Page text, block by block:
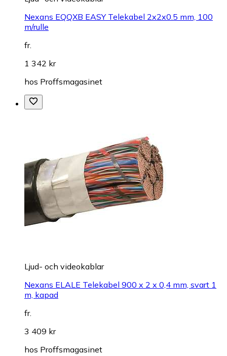
Nexans EQQXB EASY Telekabel 2x2x0.5 mm, 100
m/rulle
fr.
1 342 kr
hos Proffsmagasinet
Ljud- och videokablar
Nexans ELALE Telekabel 900 x 2 x 0,4 mm, svart 1
m, kapad
fr.
3 409 kr
hos Proffsmagasinet